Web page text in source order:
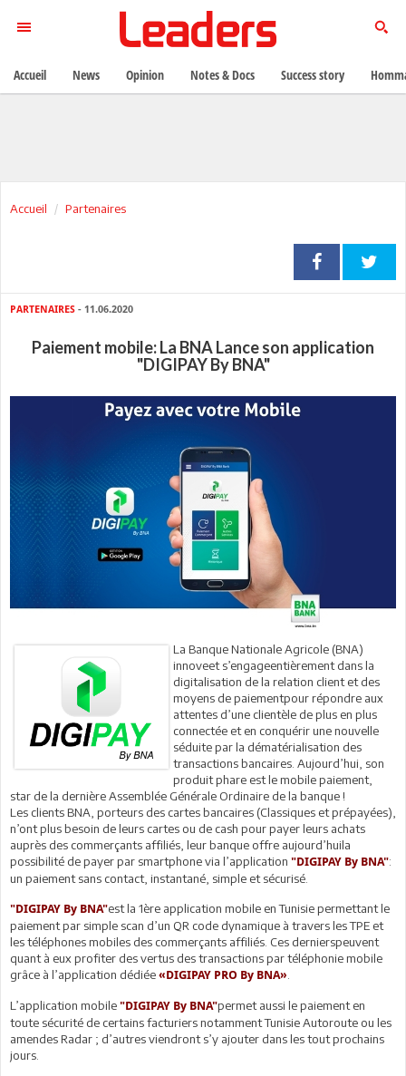
Accueil Partenaires
PARTENAIRES - 11.06.2020
Paiement mobile: La BNA Lance son application
"DIGIPAY By BNA"
La Banque Nationale Agricole (BNA)
innoveet s’engageentièrement dans la
digitalisation de la relation client et des
moyens de paiementpour répondre aux
attentes d’une clientèle de plus en plus
connectée et en conquérir une nouvelle
séduite par la dématérialisation des
transactions bancaires. Aujourd’hui, son
produit phare est le mobile paiement,
star de la dernière Assemblée Générale Ordinaire de la banque !
Les clients BNA, porteurs des cartes bancaires (Classiques et prépayées),
n’ont plus besoin de leurs cartes ou de cash pour payer leurs achats
auprès des commerçants affiliés, leur banque offre aujourd’huila
possibilité de payer par smartphone via l’application "DIGIPAY By BNA":
un paiement sans contact, instantané, simple et sécurisé.
"DIGIPAY By BNA"est la 1ère application mobile en Tunisie permettant le
paiement par simple scan d’un QR code dynamique à travers les TPE et
les téléphones mobiles des commerçants affiliés. Ces dernierspeuvent
quant à eux profiter des vertus des transactions par téléphonie mobile
grâce à l’application dédiée «DIGIPAY PRO By BNA»
L’application mobile "DIGIPAY By BNA"permet aussi le paiement en
toute sécurité de certains facturiers notamment Tunisie Autoroute ou les
amendes Radar ; d’autres viendront s’y ajouter dans les tout prochains
jours.
Accueil News Opinion Notes & Docs Success story